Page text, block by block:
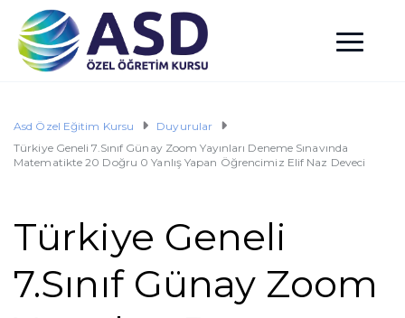
Asd Özel Eğitim Kursu
Duyurular
Türkiye Geneli 7.Sınıf Günay Zoom Yayınları Deneme Sınavında
Matematikte 20 Doğru 0 Yanlış Yapan Öğrencimiz Elif Naz Deveci
Türkiye Geneli
7.Sınıf Günay Zoom